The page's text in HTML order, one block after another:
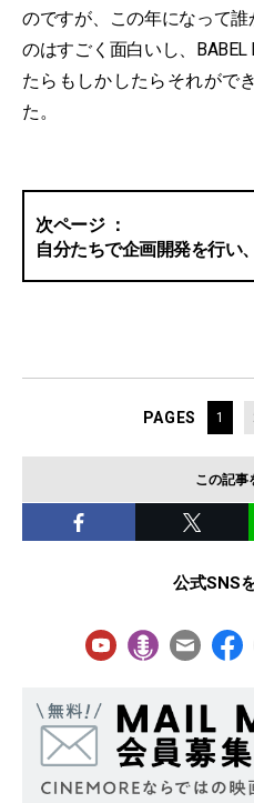
のですが、この年になって
のはすごく面白いし、
たらもしかしたらそれがで
た。
自分たちで企画開発を行い
PAGES 1
この記事
公式SNS